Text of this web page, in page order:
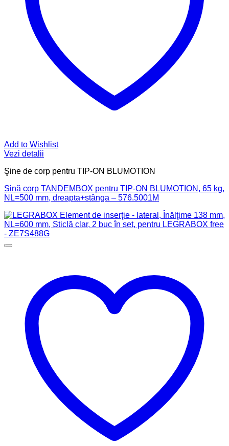
Add to Wishlist
Vezi detalii
Şine de corp pentru TIP-ON BLUMOTION
Șină corp TANDEMBOX pentru TIP-ON BLUMOTION, 65 kg,
NL=500 mm, dreapta+stânga – 576.5001M